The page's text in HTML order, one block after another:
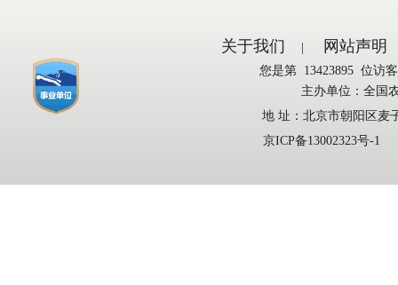
关于我们 网站声明
您是第 13423895 位访客
主办单位：全国
地 址：北京市朝阳区
京ICP备13002323号-1